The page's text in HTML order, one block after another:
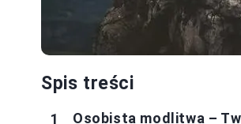
Spis treści
Osobista modlitwa –